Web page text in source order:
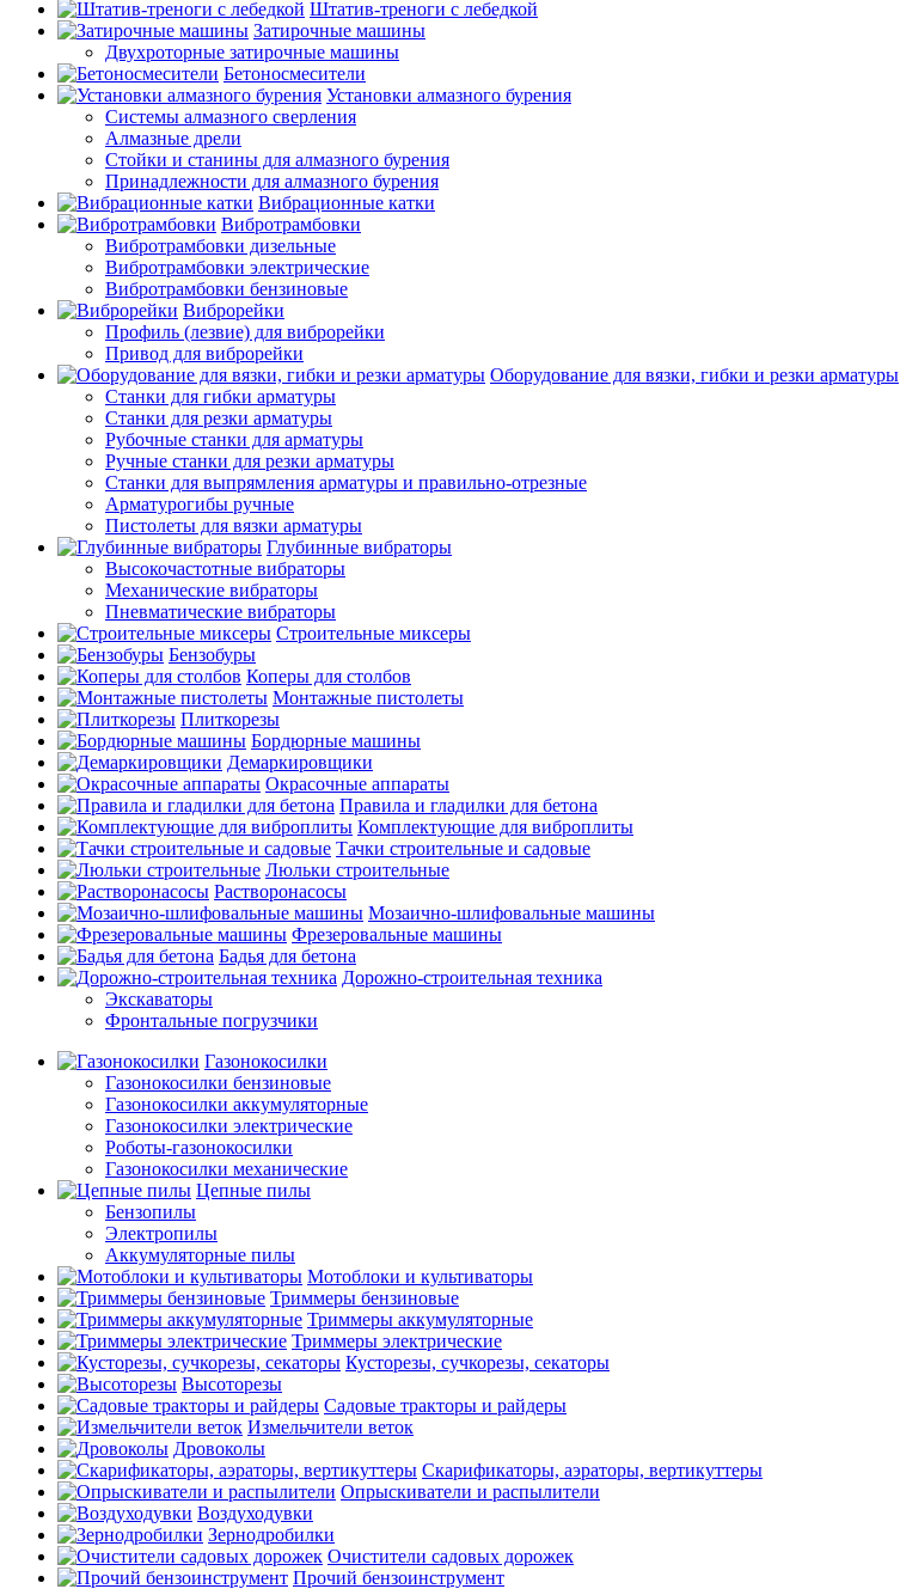
Штатив-треноги с лебедкой
Затирочные машины
Двухроторные затирочные машины
Бетоносмесители
Установки алмазного бурения
Системы алмазного сверления
Алмазные дрели
Стойки и станины для алмазного бурения
Принадлежности для алмазного бурения
Вибрационные катки
Вибротрамбовки
Вибротрамбовки дизельные
Вибротрамбовки электрические
Вибротрамбовки бензиновые
Виброрейки
Профиль (лезвие) для виброрейки
Привод для виброрейки
Оборудование для вязки, гибки и резки арматуры
Станки для гибки арматуры
Станки для резки арматуры
Рубочные станки для арматуры
Ручные станки для резки арматуры
Станки для выпрямления арматуры и правильно-отрезные
Арматурогибы ручные
Пистолеты для вязки арматуры
Глубинные вибраторы
Высокочастотные вибраторы
Механические вибраторы
Пневматические вибраторы
Строительные миксеры
Бензобуры
Коперы для столбов
Монтажные пистолеты
Плиткорезы
Бордюрные машины
Демаркировщики
Окрасочные аппараты
Правила и гладилки для бетона
Комплектующие для виброплиты
Тачки строительные и садовые
Люльки строительные
Растворонасосы
Мозаично-шлифовальные машины
Фрезеровальные машины
Бадья для бетона
Дорожно-строительная техника
Экскаваторы
Фронтальные погрузчики
Газонокосилки
Газонокосилки бензиновые
Газонокосилки аккумуляторные
Газонокосилки электрические
Роботы-газонокосилки
Газонокосилки механические
Цепные пилы
Бензопилы
Электропилы
Аккумуляторные пилы
Мотоблоки и культиваторы
Триммеры бензиновые
Триммеры аккумуляторные
Триммеры электрические
Кусторезы, сучкорезы, секаторы
Высоторезы
Садовые тракторы и райдеры
Измельчители веток
Дровоколы
Скарификаторы, аэраторы, вертикуттеры
Опрыскиватели и распылители
Воздуходувки
Зернодробилки
Очистители садовых дорожек
Прочий бензоинструмент